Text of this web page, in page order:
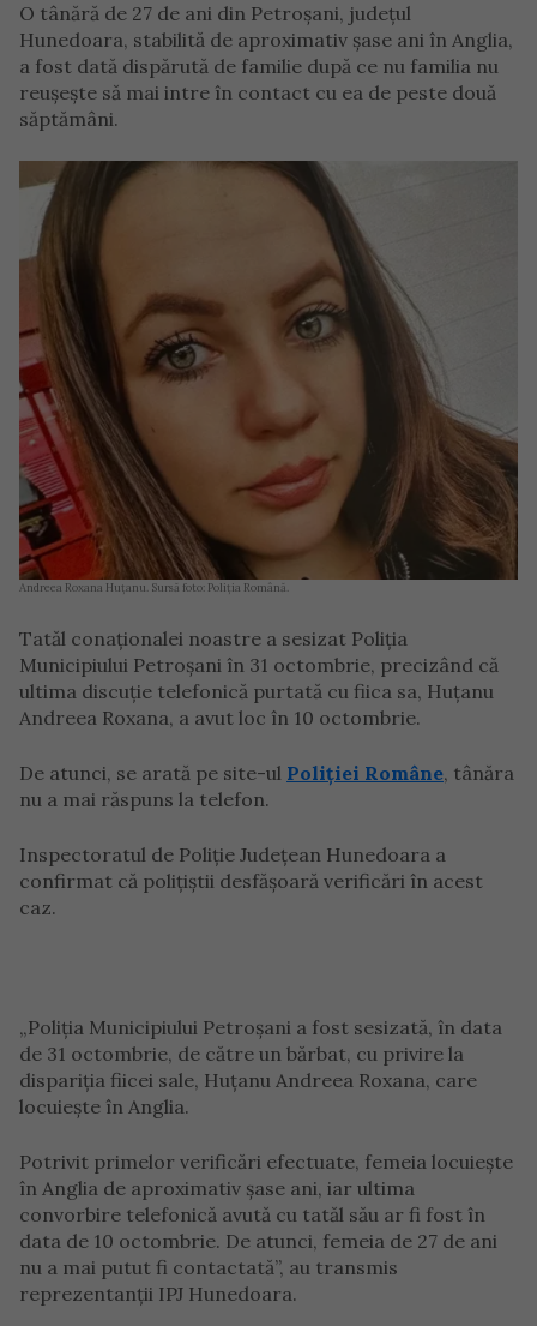
O tânără de 27 de ani din Petroșani, județul
Hunedoara, stabilită de aproximativ șase ani în Anglia,
a fost dată dispărută de familie după ce nu familia nu
reușește să mai intre în contact cu ea de peste două
săptămâni.
Andreea Roxana Huțanu. Sursă foto: Poliția Română.
Tatăl conaționalei noastre a sesizat Poliția
Municipiului Petroșani în 31 octombrie, precizând că
ultima discuție telefonică purtată cu fiica sa, Huțanu
Andreea Roxana, a avut loc în 10 octombrie.
De atunci, se arată pe site-ul Poliției Române, tânăra
nu a mai răspuns la telefon.
Inspectoratul de Poliție Județean Hunedoara a
confirmat că polițiștii desfășoară verificări în acest
caz.
„Poliția Municipiului Petroșani a fost sesizată, în data
de 31 octombrie, de către un bărbat, cu privire la
dispariția fiicei sale, Huțanu Andreea Roxana, care
locuiește în Anglia.
Potrivit primelor verificări efectuate, femeia locuiește
în Anglia de aproximativ șase ani, iar ultima
convorbire telefonică avută cu tatăl său ar fi fost în
data de 10 octombrie. De atunci, femeia de 27 de ani
nu a mai putut fi contactată”, au transmis
reprezentanții IPJ Hunedoara.